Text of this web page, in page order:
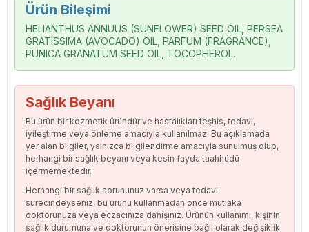
Ürün Bileşimi
HELIANTHUS ANNUUS (SUNFLOWER) SEED OIL, PERSEA
GRATISSIMA (AVOCADO) OIL, PARFUM (FRAGRANCE),
PUNICA GRANATUM SEED OIL, TOCOPHEROL.
Sağlık Beyanı
Bu ürün bir kozmetik üründür ve hastalıkları teşhis, tedavi,
iyileştirme veya önleme amacıyla kullanılmaz. Bu açıklamada
yer alan bilgiler, yalnızca bilgilendirme amacıyla sunulmuş olup,
herhangi bir sağlık beyanı veya kesin fayda taahhüdü
içermemektedir.
Herhangi bir sağlık sorununuz varsa veya tedavi
sürecindeyseniz, bu ürünü kullanmadan önce mutlaka
doktorunuza veya eczacınıza danışınız. Ürünün kullanımı, kişinin
sağlık durumuna ve doktorunun önerisine bağlı olarak değişiklik